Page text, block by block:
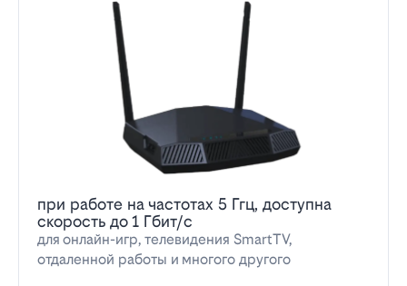
при работе на частотах 5 Ггц, доступна
скорость до 1 Гбит/с
для онлайн-игр, телевидения SmartTV,
отдаленной работы и многого другого